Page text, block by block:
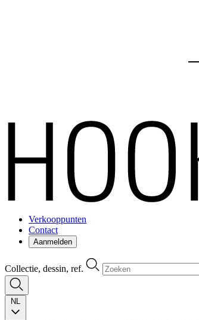
Verkooppunten
Contact
Aanmelden
Collectie, dessin, ref.
NL